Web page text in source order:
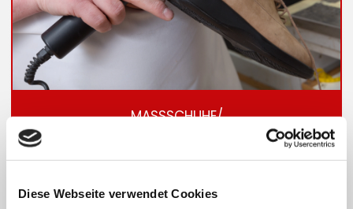
Diese Webseite verwendet Cookies
MASSSCHUHE/